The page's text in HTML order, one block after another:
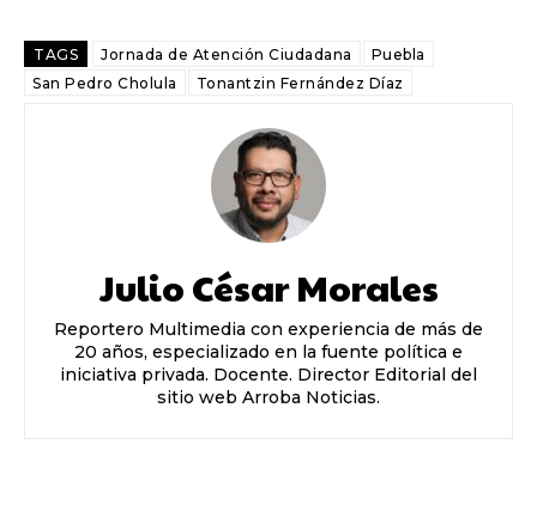
TAGS Jornada de Atención Ciudadana
Puebla
San Pedro Cholula
Tonantzin Fernández Díaz
Julio César Morales
Reportero Multimedia con experiencia de más de
20 años, especializado en la fuente política e
iniciativa privada. Docente. Director Editorial del
sitio web Arroba Noticias.